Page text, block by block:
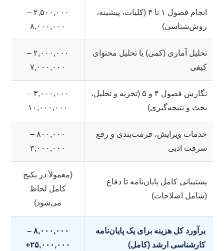
انجام فصول ۱ تا ۳ (کلیات، پیشینه،
روش‌شناسی)
۲,۵۰۰,۰۰۰ –
۸,۰۰۰,۰۰۰
تحلیل آماری (کمی) یا تحلیل محتوای
کیفی
۲,۰۰۰,۰۰۰ –
۷,۰۰۰,۰۰۰
نگارش فصول ۴ و ۵ (تجزیه و تحلیل،
بحث و نتیجه‌گیری)
۳,۰۰۰,۰۰۰ –
۱۰,۰۰۰,۰۰۰
خدمات ویرایش، فرمت‌بندی و رفع
سرقت ادبی
۸۰۰,۰۰۰ –
۳,۰۰۰,۰۰۰
پشتیبانی کامل پایان‌نامه تا دفاع
(شامل اصلاحات)
(معمولاً در پکیج
کامل لحاظ
می‌شود)
برآورد کل هزینه برای یک پایان‌نامه
کارشناسی ارشد (کامل)
۸,۰۰۰,۰۰۰ –
۲۵,۰۰۰,۰۰۰+